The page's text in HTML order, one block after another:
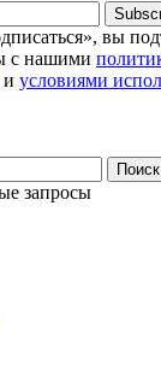
вы
с нашими
и условиями
Поиск
запросы